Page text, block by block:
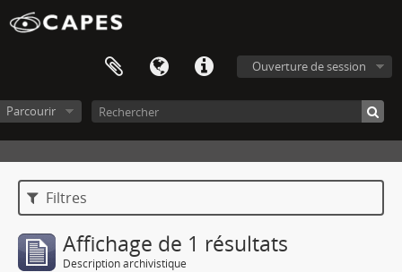
Ouverture de session
Parcourir
Filtres
Affichage de 1 résultats
Description archivistique